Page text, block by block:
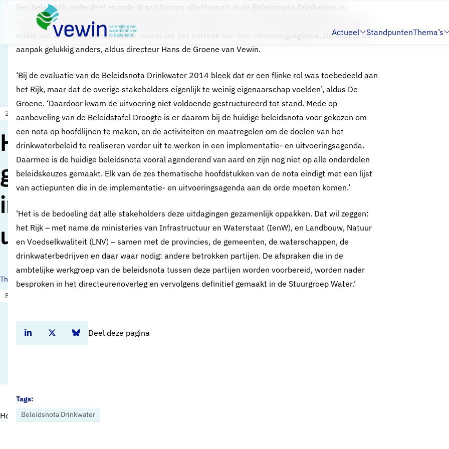
Direct naar content
Terug naar de startpagina
Submenu:
Actueel Standpunten
Submenu:
Thema’s
Het belang van een
gezamenlijke
implementatie- en
uitvoeringsagenda
24 augustus 2021 Nieuws
Thema's:
Europese regelgeving
Home Nieuws
Een belangrijk onderdeel en rode draad binnen alle thema’s in de Beleidsnota Drinkwater is
samenwerking. Dit is een goed voorbeeld van een ‘lesson learned’: uit de evaluatie van de vorige
editie van deze beleidsnota bleek vooral dat het ontbrak aan een uitvoeringsagenda. Dit keer is de
aanpak gelukkig anders, aldus directeur Hans de Groene van Vewin.
‘Bij de evaluatie van de Beleidsnota Drinkwater 2014 bleek dat er een flinke rol was toebedeeld aan
het Rijk, maar dat de overige stakeholders eigenlijk te weinig eigenaarschap voelden’, aldus De
Groene. ‘Daardoor kwam de uitvoering niet voldoende gestructureerd tot stand. Mede op
aanbeveling van de Beleidstafel Droogte is er daarom bij de huidige beleidsnota voor gekozen om
een nota op hoofdlijnen te maken, en de activiteiten en maatregelen om de doelen van het
drinkwaterbeleid te realiseren verder uit te werken in een implementatie- en uitvoeringsagenda.
Daarmee is de huidige beleidsnota vooral agenderend van aard en zijn nog niet op alle onderdelen
beleidskeuzes gemaakt. Elk van de zes thematische hoofdstukken van de nota eindigt met een lijst
van actiepunten die in de implementatie- en uitvoeringsagenda aan de orde moeten komen.’
‘Het is de bedoeling dat alle stakeholders deze uitdagingen gezamenlijk oppakken. Dat wil zeggen:
het Rijk – met name de ministeries van Infrastructuur en Waterstaat (IenW), en Landbouw, Natuur
en Voedselkwaliteit (LNV) – samen met de provincies, de gemeenten, de waterschappen, de
drinkwaterbedrijven en daar waar nodig: andere betrokken partijen. De afspraken die in de
ambtelijke werkgroep van de beleidsnota tussen deze partijen worden voorbereid, worden nader
besproken in het directeurenoverleg en vervolgens definitief gemaakt in de Stuurgroep Water.’
Deel deze pagina
Deel dit artikel op Linkedin
Deel dit artikel op Twitter
Deel dit artikel op Bluesky
Tags:
Beleidsnota Drinkwater